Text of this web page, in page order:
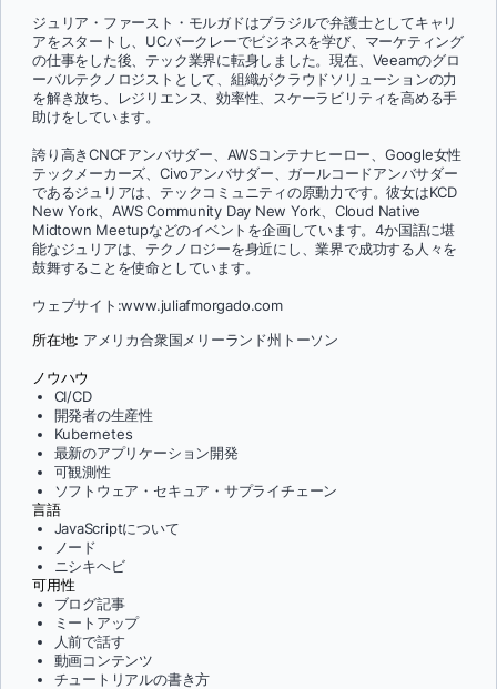
サインイン
ジュリア・ファースト・モルガドはブラジルで弁護士としてキャリ
アをスタートし、UCバークレーでビジネスを学び、マーケティング
の仕事をした後、テック業界に転身しました。現在、Veeamのグロ
ーバルテクノロジストとして、組織がクラウドソリューションの力
を解き放ち、レジリエンス、効率性、スケーラビリティを高める手
助けをしています。
誇り高きCNCFアンバサダー、AWSコンテナヒーロー、Google女性
テックメーカーズ、Civoアンバサダー、ガールコードアンバサダー
であるジュリアは、テックコミュニティの原動力です。彼女はKCD
New York、AWS Community Day New York、Cloud Native
Midtown Meetupなどのイベントを企画しています。4か国語に堪
能なジュリアは、テクノロジーを身近にし、業界で成功する人々を
鼓舞することを使命としています。
ウェブサイト:www.juliafmorgado.com
所在地: アメリカ合衆国メリーランド州トーソン
ノウハウ
CI/CD
開発者の生産性
Kubernetes
最新のアプリケーション開発
可観測性
ソフトウェア・セキュア・サプライチェーン
言語
JavaScriptについて
ノード
ニシキヘビ
可用性
ブログ記事
ミートアップ
人前で話す
動画コンテンツ
チュートリアルの書き方